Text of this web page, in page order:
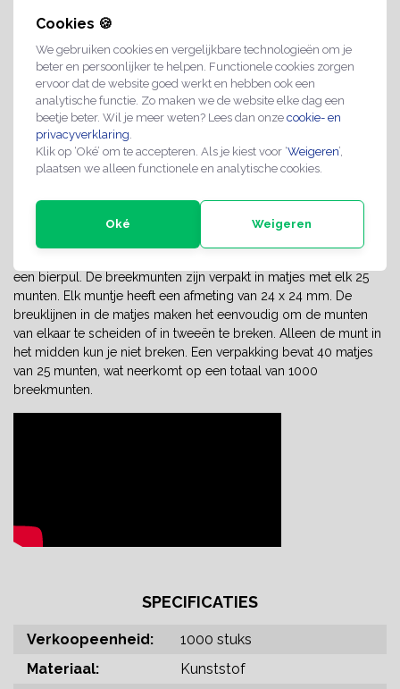
Cookies 🍪
We gebruiken cookies en vergelijkbare technologieën om je
beter en persoonlijker te helpen. Functionele cookies zorgen
ervoor dat de website goed werkt en hebben ook een
analytische functie. Zo maken we de website elke dag een
beetje beter. Wil je meer weten? Lees dan onze cookie- en
privacyverklaring
Klik op ‘Oké’ om te accepteren. Als je kiest voor ‘Weigeren’,
plaatsen we alleen functionele en analytische cookies.
Oké Weigeren
waardoor je ze ook kunt gebruiken als halve munt. De ideale
munt voor elk festival, feestje of evenement.
Fluorescerende breekmunten
Deze breekmunten zijn extra bijzonder vanwege de
fluorescerende kleuren. Hierdoor zijn ze goed zichtbaar in het
donker, wat ideaal is voor nachtclubs en festivals. Daarnaast zijn
de breekmunten extra fraudebestendig, je kunt ze verifiëren met
leuk en speels effect aan jouw festival of evenement. Je kunt
kiezen uit fluorescerend oranje, roze of groen.
een bierpul. De breekmunten zijn verpakt in matjes met elk 25
munten. Elk muntje heeft een afmeting van 24 x 24 mm. De
breuklijnen in de matjes maken het eenvoudig om de munten
van elkaar te scheiden of in tweeën te breken. Alleen de munt in
het midden kun je niet breken. Een verpakking bevat 40 matjes
van 25 munten, wat neerkomt op een totaal van 1000
breekmunten.
SPECIFICATIES
Verkoopeenheid:
1000 stuks
Materiaal:
Kunststof